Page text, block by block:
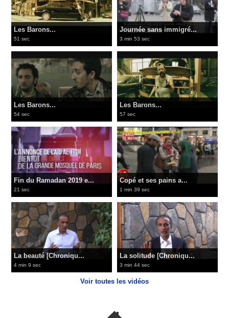
Les Barons...
51 sec
Journée sans immigré...
3 min 53 sec
Les Barons...
54 sec
Les Barons...
57 sec
Fin du Ramadan 2019 e...
21 sec
Copé et ses pains a...
1 min 39 sec
La beauté [Chroniqu...
4 min 9 sec
La solitude [Chroniqu...
3 min 44 sec
Voir toutes les vidéos